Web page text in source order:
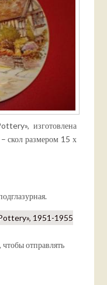
изготовлена
скол размером 15 х
1951-1955
, чтобы отправлять